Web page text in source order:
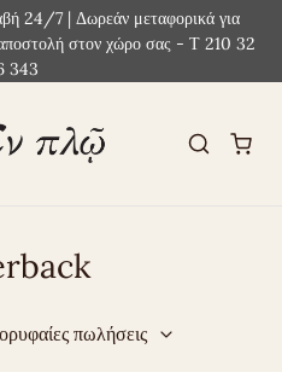
24/7 | Δωρεάν μεταφορικά για
στον χώρο σας - Τ 210 32
343
πωλήσεις